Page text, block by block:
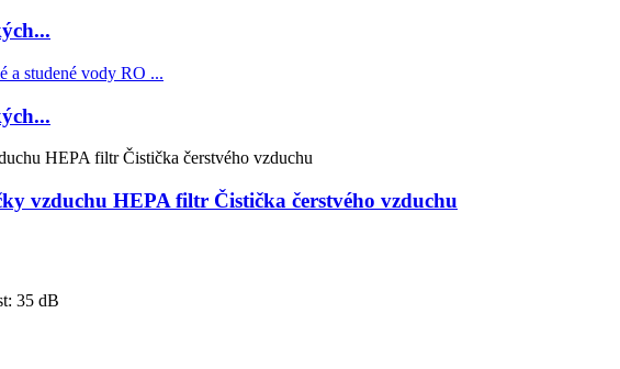
vzduchu HEPA filtr Čistička čerstvého vzduchu
35 dB